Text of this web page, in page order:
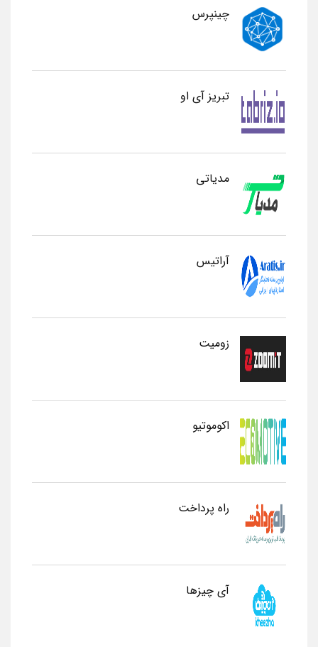
چینپرس
تبریز آی او
مدیاتی
آراتیس
زومیت
اکوموتیو
راه پرداخت
آی چیزها